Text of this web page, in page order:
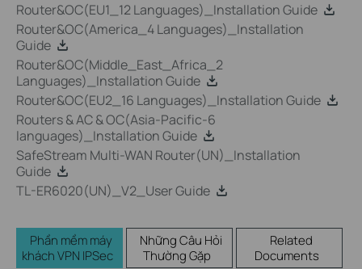
Router&OC(EU1_12 Languages)_Installation Guide
Router&OC(America_4 Languages)_Installation
Guide
Router&OC(Middle_East_Africa_2
Languages)_Installation Guide
Router&OC(EU2_16 Languages)_Installation Guide
Routers & AC & OC(Asia-Pacific-6
languages)_Installation Guide
SafeStream Multi-WAN Router(UN)_Installation
Guide
TL-ER6020(UN)_V2_User Guide
Phần mềm máy
khách VPN IPSec
Những Câu Hỏi
Thường Gặp
Related
Documents